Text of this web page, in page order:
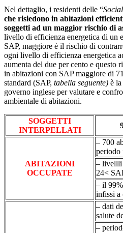
Nel dettaglio, i residenti delle “
che risiedono in abitazioni
soggetti ad un maggior rischio di
livello di efficienza energetica di un
SAP, maggiore è il rischio di
ogni livello di efficienza energetica
aumenta del due per cento e questo
in abitazioni con SAP maggiore di
standard (SAP, tabella seguente) è
governo inglese per valutare e
ambientale di abitazioni.
SOGGETTI
INTERPELLATI
ABITAZIONI
OCCUPATE
– 700
periodo
– livellli
24<
– il
infissi a
– dati
salute
–